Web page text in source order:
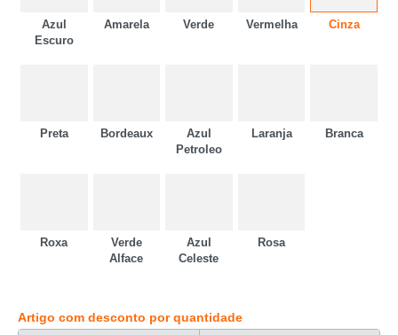
Azul
Escuro
Amarela Verde Vermelha Cinza
Preta Bordeaux
Azul
Petroleo
Laranja Branca
Roxa
Verde
Alface
Azul
Celeste
Rosa
Artigo com desconto por quantidade
REF